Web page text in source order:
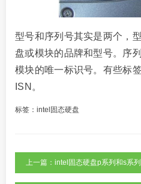
型号和序列号其实是两个，
盘或模块的品牌和型号。序
模块的唯一标识号。有些标
ISN。
标签： intel固态硬盘
上一篇：intel固态硬盘p系列和s系